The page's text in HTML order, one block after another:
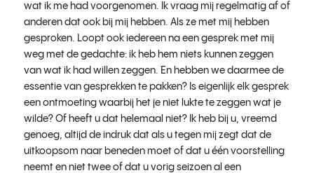
wat ik me had voorgenomen. Ik vraag mij regelmatig af of
anderen dat ook bij mij hebben. Als ze met mij hebben
gesproken. Loopt ook iedereen na een gesprek met mij
weg met de gedachte: ik heb hem niets kunnen zeggen
van wat ik had willen zeggen. En hebben we daarmee de
essentie van gesprekken te pakken? Is eigenlijk elk gesprek
een ontmoeting waarbij het je niet lukte te zeggen wat je
wilde? Of heeft u dat helemaal niet? Ik heb bij u, vreemd
genoeg, altijd de indruk dat als u tegen mij zegt dat de
uitkoopsom naar beneden moet of dat u één voorstelling
neemt en niet twee of dat u vorig seizoen al een